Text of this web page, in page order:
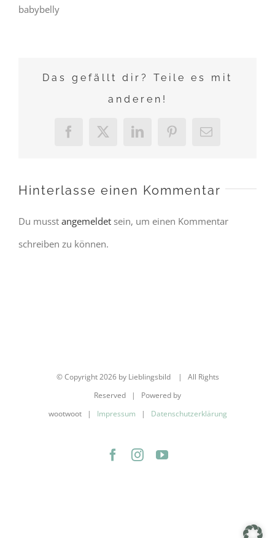
babybelly
Das gefällt dir? Teile es mit
anderen!
Facebook
X LinkedInPinterest
E-
Hinterlasse einen Kommentar
Du musst angemeldet sein, um einen Kommentar
schreiben zu können.
© Copyright2026 by Lieblingsbild | All Rights
Reserved | Powered by
wootwoot | Impressum | Datenschutzerklärung
Facebook
InstagramYouTube